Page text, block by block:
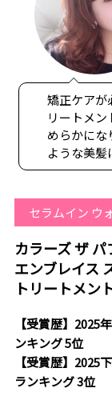
矯正ケアが
リートメ
めらかにな
ような美髪
セラムイン ウ
カラーズ ザ
エンブレイス
トリートメン
【受賞歴】2025
ンキング 5位
【受賞歴】2025
ランキング 3位